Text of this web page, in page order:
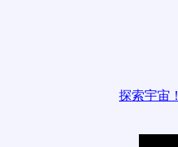
探索宇宙！